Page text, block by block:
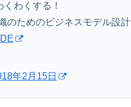
わくする！
のためのビジネスモデル設計
年2月15日